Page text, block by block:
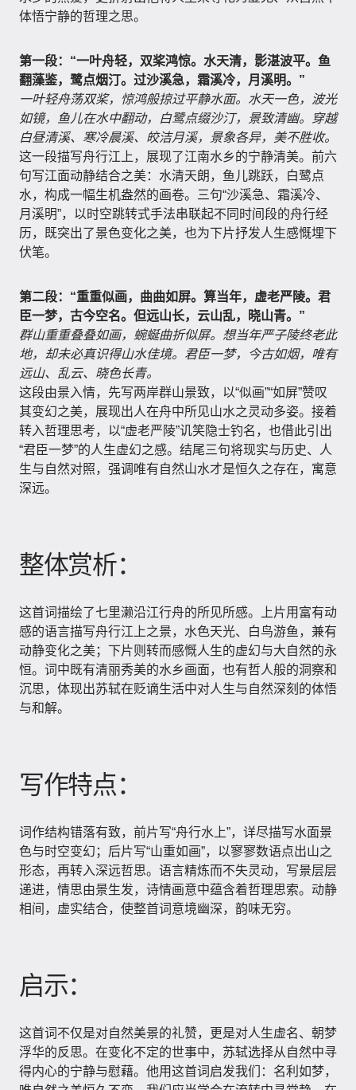
体悟宁静的哲理之思。
第一段：“一叶舟轻，双桨鸿惊。水天清，影湛波平。鱼
翻藻鉴，鹭点烟汀。过沙溪急，霜溪冷，月溪明。”
一叶轻舟荡双桨，惊鸿般掠过平静水面。水天一色，波光
如镜，鱼儿在水中翻动，白鹭点缀沙汀，景致清幽。穿越
白昼清溪、寒冷晨溪、皎洁月溪，景象各异，美不胜收。
这一段描写舟行江上，展现了江南水乡的宁静清美。前六
句写江面动静结合之美：水清天朗，鱼儿跳跃，白鹭点
水，构成一幅生机盎然的画卷。三句“沙溪急、霜溪冷、
月溪明”，以时空跳转式手法串联起不同时间段的舟行经
历，既突出了景色变化之美，也为下片抒发人生感慨埋下
伏笔。
第二段：“重重似画，曲曲如屏。算当年，虚老严陵。君
臣一梦，古今空名。但远山长，云山乱，晓山青。”
群山重重叠叠如画，蜿蜒曲折似屏。想当年严子陵终老此
地，却未必真识得山水佳境。君臣一梦，今古如烟，唯有
远山、乱云、晓色长青。
这段由景入情，先写两岸群山景致，以“似画”“如屏”赞叹
其变幻之美，展现出人在舟中所见山水之灵动多姿。接着
转入哲理思考，以“虚老严陵”讥笑隐士钓名，也借此引出
“君臣一梦”的人生虚幻之感。结尾三句将现实与历史、人
生与自然对照，强调唯有自然山水才是恒久之存在，寓意
深远。
整体赏析：
这首词描绘了七里濑沿江行舟的所见所感。上片用富有动
感的语言描写舟行江上之景，水色天光、白鸟游鱼，兼有
动静变化之美；下片则转而感慨人生的虚幻与大自然的永
恒。词中既有清丽秀美的水乡画面，也有哲人般的洞察和
沉思，体现出苏轼在贬谪生活中对人生与自然深刻的体悟
与和解。
写作特点：
词作结构错落有致，前片写“舟行水上”，详尽描写水面景
色与时空变幻；后片写“山重如画”，以寥寥数语点出山之
形态，再转入深远哲思。语言精炼而不失灵动，写景层层
递进，情思由景生发，诗情画意中蕴含着哲理思索。动静
相间，虚实结合，使整首词意境幽深，韵味无穷。
启示：
这首词不仅是对自然美景的礼赞，更是对人生虚名、朝梦
浮华的反思。在变化不定的世事中，苏轼选择从自然中寻
得内心的宁静与慰藉。他用这首词启发我们：名利如梦，